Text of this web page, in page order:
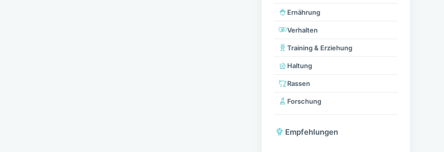
Ernährung
Verhalten
Training & Erziehung
Haltung
Rassen
Forschung
Empfehlungen